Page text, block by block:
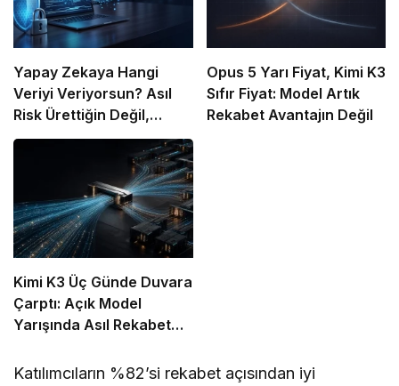
Yapay Zekaya Hangi
Veriyi Veriyorsun? Asıl
Risk Ürettiğin Değil,
Verdiğin Veride
Opus 5 Yarı Fiyat, Kimi K3
Sıfır Fiyat: Model Artık
Rekabet Avantajın Değil
Kimi K3 Üç Günde Duvara
Çarptı: Açık Model
Yarışında Asıl Rekabet
Katılımcıların %82’si rekabet açısından iyi